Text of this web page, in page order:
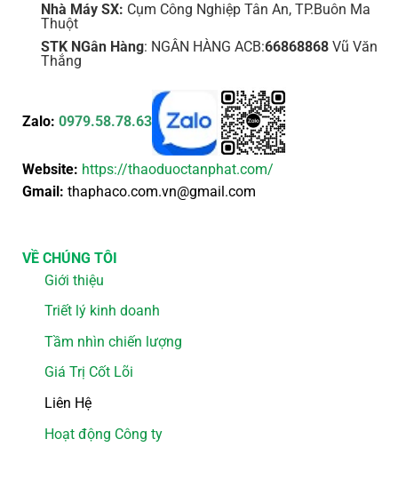
Nhà Máy SX: Cụm Công Nghiệp Tân An, TP.Buôn Ma
Thuột
STK NGân Hàng: NGÂN HÀNG ACB:66868868Vũ Văn
Thắng
Zalo: 0979.58.78.63
Website: https://thaoduoctanphat.com/
Gmail: thaphaco.com.vn@gmail.com
VỀ CHÚNG TÔI
Giới thiệu
Triết lý kinh doanh
Tầm nhìn chiến lượng
Giá Trị Cốt Lõi
Liên Hệ
Hoạt động Công ty